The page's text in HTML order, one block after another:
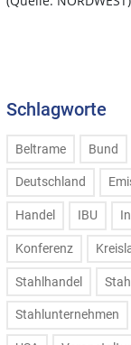
Schlagworte
Beltrame Bund
Deutschland
Handel IBU
Konferenz
Stahlhandel
Stahlunternehmen